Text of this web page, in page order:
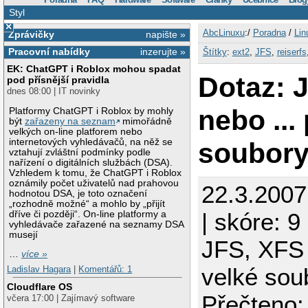
Styl
×
napište »
Zprávičky
inzerujte »
Pracovní nabídky
EK: ChatGPT i Roblox mohou spadat
pod přísnější pravidla
dnes 08:00 | IT novinky
Platformy ChatGPT i Roblox by mohly
býtzařazeny na seznam
mimořádně
velkých on-line platforem nebo
internetových vyhledávačů, na něž se
vztahují zvláštní podmínky podle
nařízení o digitálních službách (DSA).
Vzhledem k tomu, že ChatGPT i Roblox
oznámily počet uživatelů nad prahovou
hodnotou DSA, je toto označení
„rozhodně možné“ a mohlo by „přijít
dříve či později“. On-line platformy a
vyhledávače zařazené na seznamy DSA
musejí
…více »
Ladislav Hagara
Komentářů: 1
Cloudflare OS
včera 17:00 | Zajímavý software
AbcLinuxu:/ Poradna/
Štítky: ext2, JFS reiserfs
Dotaz:
nebo ...
| skóre: 9
JFS,
velké